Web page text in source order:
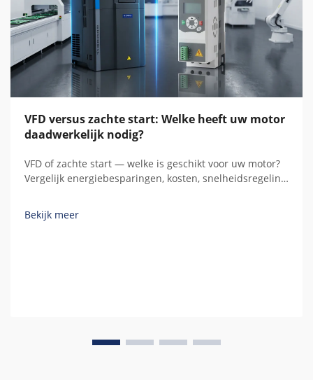
VFD versus zachte start: Welke heeft uw motor
daadwerkelijk nodig?
VFD of zachte start — welke is geschikt voor uw motor?
Vergelijk energiebesparingen, kosten, snelheidsregeling
reële berekeningen voordat u koopt.
Bekijk meer